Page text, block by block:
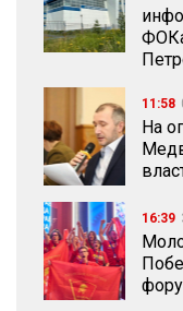
11:58
На
16:39